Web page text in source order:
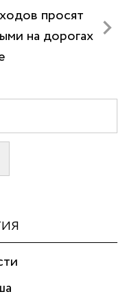
просят
на дорогах